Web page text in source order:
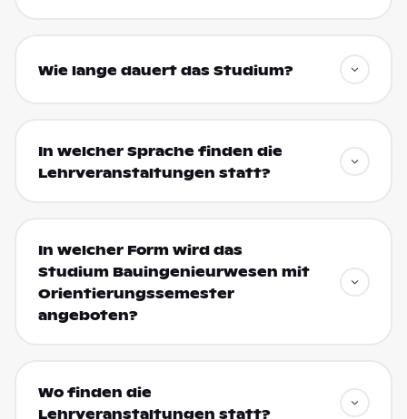
Wie lange dauert das Studium?
In welcher Sprache finden die
Lehrveranstaltungen statt?
In welcher Form wird das
Studium Bauingenieurwesen mit
Orientierungssemester
angeboten?
Wo finden die
Lehrveranstaltungen statt?